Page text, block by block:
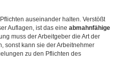
auseinander halten. Verstößt
Auflagen, ist das eine abmahnfähige
muss der Arbeitgeber die Art der
sonst kann sie der Arbeitnehmer
zu den Pflichten des